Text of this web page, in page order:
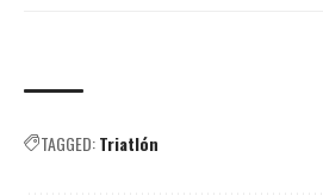
TAGGED:Triatlón